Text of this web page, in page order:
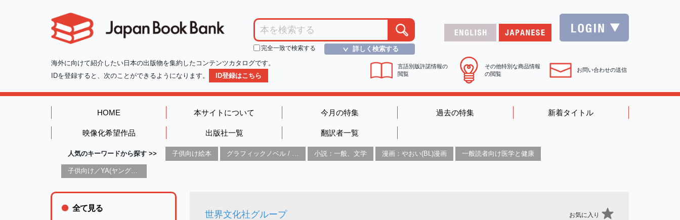
完全一致で検索する ＞
詳しく検索する
海外に向けて紹介したい日本の出版物を集約したコンテンツカタログです。
IDを登録すると、次のことができるようになります。
ID登録はこちら
言語別版許諾情報の
閲覧
その他特別な商品情報
の閲覧
お問い合わせの送信
HOME 本サイトについて 今月の特集 過去の特集 新着タイトル
映像化希望作品 出版社一覧 翻訳者一覧
人気のキーワードから探す >> 子供向け絵本 小説：一般、文学 漫画：やおい(BL)漫画 一般読者向け医学と健康
子供向け／YA(ヤングアダルト)向け一般：芸術&芸術家
世界文化社グループ お気に入り
全て見る